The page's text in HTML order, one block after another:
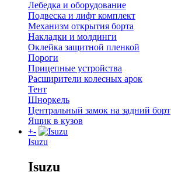
Лебедка и оборудование
Подвеска и лифт комплект
Механизм открытия борта
Накладки и молдинги
Оклейка защитной пленкой
Пороги
Прицепные устройства
Расширители колесных арок
Тент
Шноркель
Центральный замок на задний борт
Ящик в кузов
+-
Isuzu
Isuzu